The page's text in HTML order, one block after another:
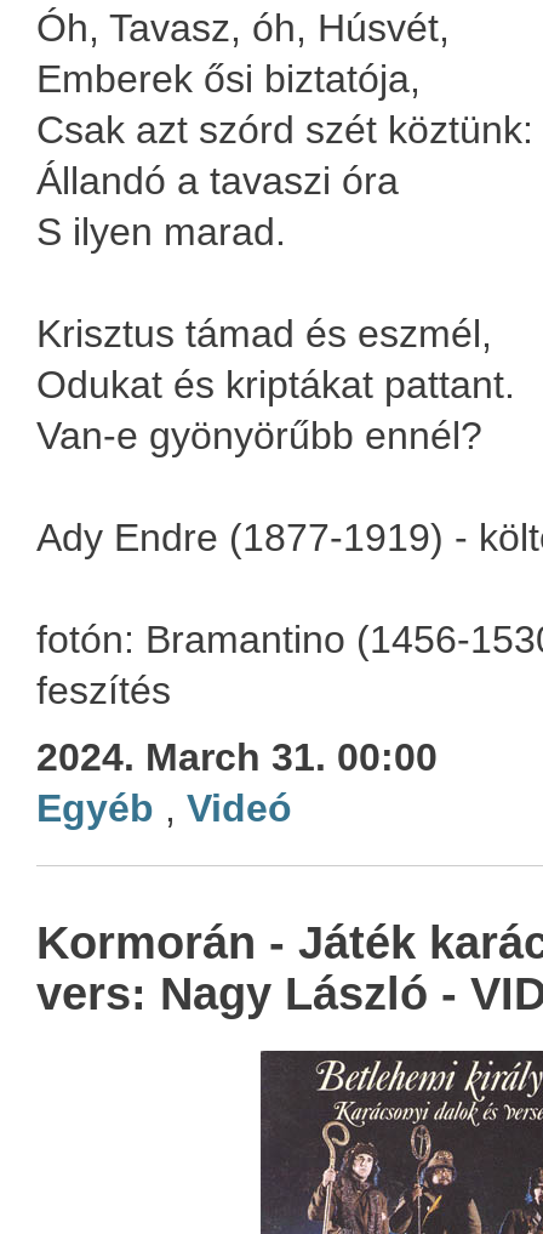
Óh, Tavasz, óh, Húsvét,
Emberek ősi biztatója,
Csak azt szórd szét köztünk:
Állandó a tavaszi óra
S ilyen marad.
Krisztus támad és eszmél,
Odukat és kriptákat pattant.
Van-e gyönyörűbb ennél?
Ady Endre (1877-1919) -
fotón: Bramantino (1456-
feszítés
2024. March 31. 00:00
Egyéb , Videó
Kormorán - Játék
vers: Nagy László -